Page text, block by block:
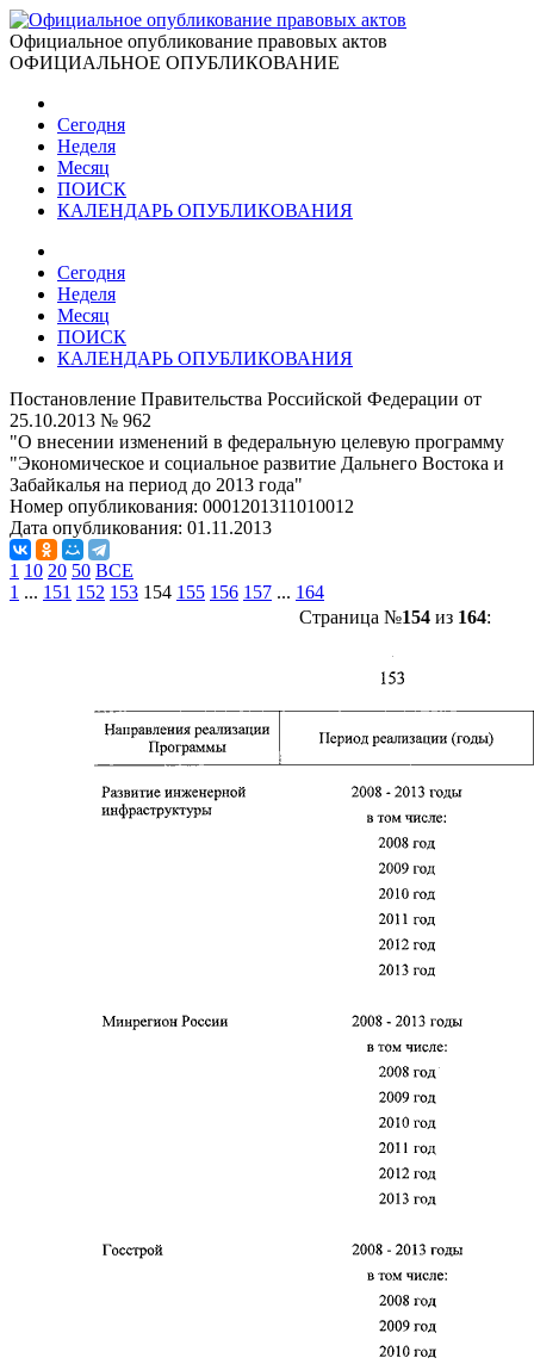
Официальное опубликование правовых актов
ОФИЦИАЛЬНОЕ ОПУБЛИКОВАНИЕ
Сегодня
Неделя
Месяц
ПОИСК
КАЛЕНДАРЬ ОПУБЛИКОВАНИЯ
Сегодня
Неделя
Месяц
ПОИСК
КАЛЕНДАРЬ ОПУБЛИКОВАНИЯ
Постановление Правительства Российской Федерации от
25.10.2013 № 962
"О внесении изменений в федеральную целевую программу
"Экономическое и социальное развитие Дальнего Востока и
Забайкалья на период до 2013 года"
Номер опубликования: 0001201311010012
Дата опубликования: 01.11.2013
1 10 20 50 ВСЕ
1 ... 151 152 153 154 155 156 157 ... 164
Страница №154из 164: